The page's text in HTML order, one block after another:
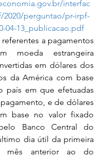
interfac
perguntao/pr-irpf-
04-13_publicacao.pdf
a pagamentos
moeda estrangeira
em dólares dos
da América com base
país em que efetuadas
e de dólares
base no valor fixado
Banco Central do
dia útil da primeira
mês anterior ao do